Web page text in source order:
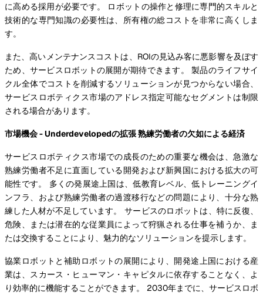
に高める採用が必要です。 ロボットの操作と修理に専門的スキルと
技術的な専門知識の必要性は、所有権の総コストを非常に高くしま
す。
また、高いメンテナンスコストは、ROIの見込み客に悪影響を及ぼす
ため、サービスロボットの展開が期待できます。 製品のライフサイ
クル全体でコストを削減するソリューションが見つからない場合、
サービスロボティクス市場のアドレス指定可能なセグメントは制限
される場合があります。
市場機会 - Underdevelopedの拡張 熟練労働者の欠如による経済
サービスロボティクス市場での成長のための重要な機会は、急激な
熟練労働者不足に直面している開発および新興国における拡大の可
能性です。 多くの発展途上国は、低教育レベル、低トレーニングイ
ンフラ、および熟練労働者の過渡移行などの問題により、十分な熟
練した人材が不足しています。 サービスのロボットは、特に反復、
危険、または潜在的な従業員によって狩猟される仕事を補うか、ま
たは交換することにより、魅力的なソリューションを提示します。
協業ロボットと補助ロボットの展開により、開発途上国における産
業は、スカース・ヒューマン・キャピタルに依存することなく、よ
り効率的に機能することができます。 2030年までに、サービスロボ